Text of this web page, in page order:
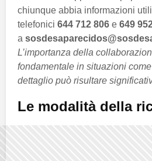
chiunque abbia informazioni
telefonici 644 712 806 e 649
a
L’importanza della
fondamentale in situazioni
dettaglio può risultare
Le modalità della